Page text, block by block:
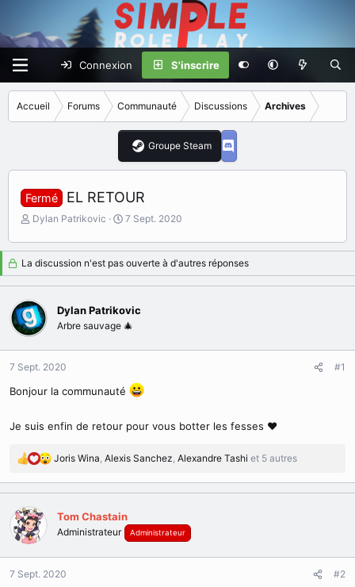
Connexion S'inscrire
Accueil Forums Communauté Discussions Archives
Groupe Steam
Fermé EL RETOUR
I
i
i
a
t
e
u
l
i
c
i
o
n
Dylan Patrikovic
D
t
e
d
e
é
b
7 Sept. 2020
La discussion n'est pas ouverte à d'autres réponses
Dylan Patrikovic
Arbre sauvage 🎄
7 Sept. 2020 #1
Bonjour la communauté
Je suis enfin de retour pour vous botter les fesses ♥
R
a
c
t
i
s
Joris Wina, Alexis Sanchez, Alexandre Tashi et 5 autres
Tom Chastain
Administrateur Administrateur
7 Sept. 2020 #2